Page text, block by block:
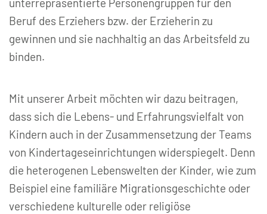
unterrepräsentierte Personengruppen für den
Beruf des Erziehers bzw. der Erzieherin zu
gewinnen und sie nachhaltig an das Arbeitsfeld zu
binden.
Mit unserer Arbeit möchten wir dazu beitragen,
dass sich die Lebens- und Erfahrungsvielfalt von
Kindern auch in der Zusammensetzung der Teams
von Kindertageseinrichtungen widerspiegelt. Denn
die heterogenen Lebenswelten der Kinder, wie zum
Beispiel eine familiäre Migrationsgeschichte oder
verschiedene kulturelle oder religiöse